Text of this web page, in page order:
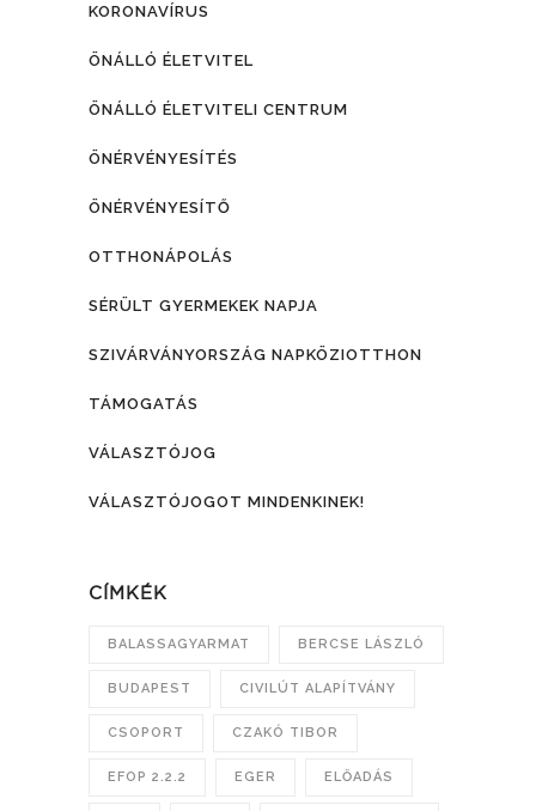
KORONAVÍRUS
ÖNÁLLÓ ÉLETVITEL
ÖNÁLLÓ ÉLETVITELI CENTRUM
ÖNÉRVÉNYESÍTÉS
ÖNÉRVÉNYESÍTŐ
OTTHONÁPOLÁS
SÉRÜLT GYERMEKEK NAPJA
SZIVÁRVÁNYORSZÁG NAPKÖZIOTTHON
TÁMOGATÁS
VÁLASZTÓJOG
VÁLASZTÓJOGOT MINDENKINEK!
CÍMKÉK
BALASSAGYARMAT BERCSE LÁSZLÓ
BUDAPEST CIVILÚT ALAPÍTVÁNY
CSOPORT CZAKÓ TIBOR
EFOP 2.2.2 EGER ELŐADÁS